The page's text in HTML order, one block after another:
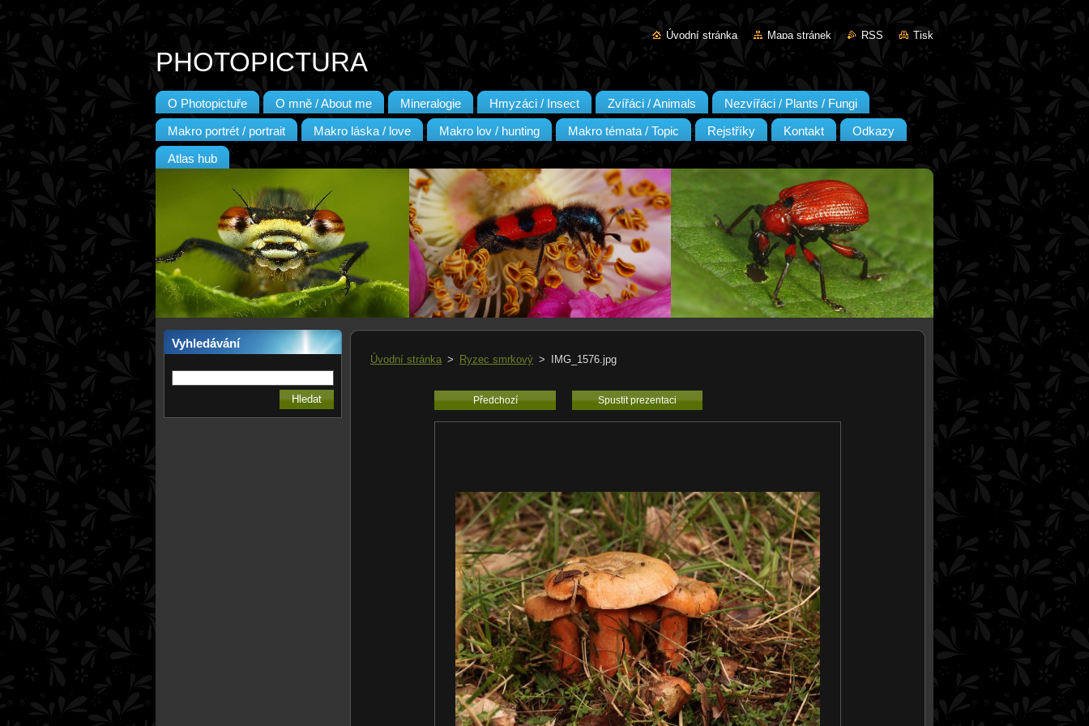
Úvodní stránka Mapa stránek RSS Tisk
PHOTOPICTURA
O Photopictuře O mně / About me Mineralogie Hmyzáci / Insect Zvířáci / Animals Nezvířáci / Plants / Fungi
Makro portrét / portrait Makro láska / love Makro lov / hunting Makro témata / Topic Rejstříky Kontakt Odkazy
Atlas hub
Vyhledávání
Úvodní stránka > Ryzec smrkový > IMG_1576.jpg
Předchozí Spustit prezentaci